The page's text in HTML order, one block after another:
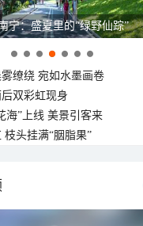
草原 藏着最治愈的蓝天白云
缭绕 宛如水墨画卷
双彩虹现身
海”上线 美景引客来
枝头挂满“胭脂果”